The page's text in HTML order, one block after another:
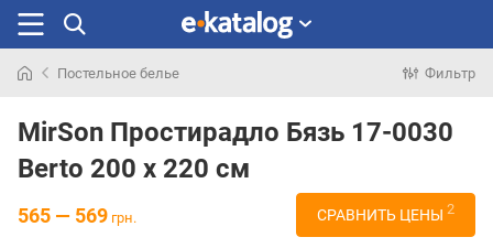
раньше
Постельное белье Фильтр
MirSon Простирадло Бязь 17-0030
Berto 200 х 220 см
565 — 569 грн. СРАВНИТЬ ЦЕНЫ 2